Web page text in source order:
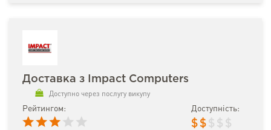
Доставка з Impact Computers
Доступно через послугу викупу
Рейтингом: Доступність:
$ $ $ $ $